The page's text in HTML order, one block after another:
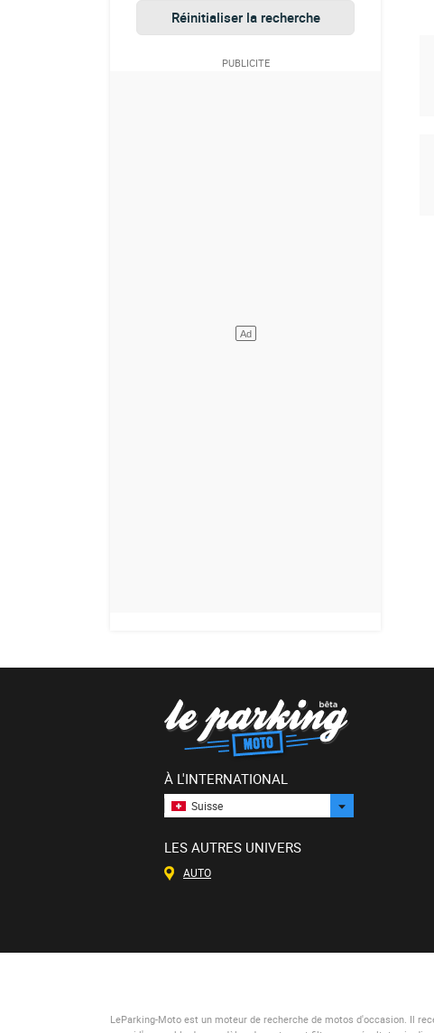
Réinitialiser la recherche
À L'INTERNATIONAL
Suisse
LES AUTRES UNIVERS
AUTO
LeParking-Moto est un moteur de recherche de motos d'occasion. Il